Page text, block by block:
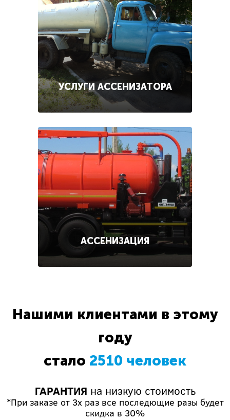
УСЛУГИ АССЕНИЗАТОРА
АССЕНИЗАЦИЯ
Нашими клиентами в этому
году
стало 2510 человек
ГАРАНТИЯ на низкую стоимость
*При заказе от 3х раз все последющие разы будет
скидка в 30%